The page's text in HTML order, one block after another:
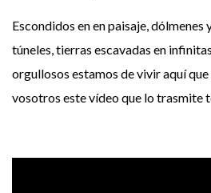
Escondidos en en paisaje, dólmenes
túneles, tierras escavadas en
orgullosos estamos de vivir aquí
vosotros este vídeo que lo trasmite